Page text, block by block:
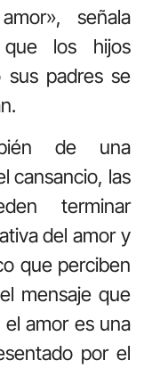
señala
los hijos
sus padres se
de una
cansancio, las
terminar
del amor y
que perciben
mensaje que
el amor es una
por el